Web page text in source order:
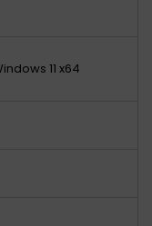
11 x64